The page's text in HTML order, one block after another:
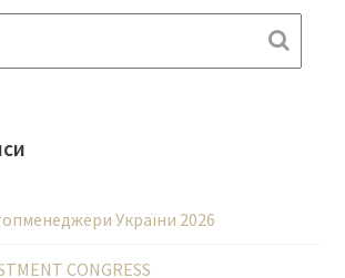
України 2026
CONGRESS